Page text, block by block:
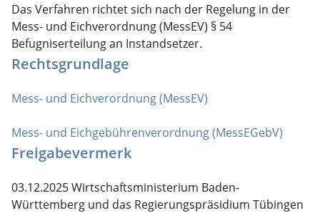
Das Verfahren richtet sich nach der Regelung in der
Mess- und Eichverordnung (MessEV) § 54
Befugniserteilung an Instandsetzer.
Rechtsgrundlage
Mess- und Eichverordnung (MessEV)
Mess- und Eichgebührenverordnung (MessEGebV)
Freigabevermerk
03.12.2025Wirtschaftsministerium Baden-
Württemberg und das Regierungspräsidium Tübingen